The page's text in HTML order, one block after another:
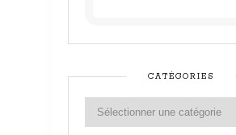
CATÉGORIES